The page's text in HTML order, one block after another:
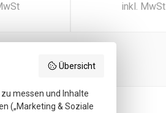
inkl. MwSt
Übersicht
messen und Inhalte
(„Marketing & Soziale